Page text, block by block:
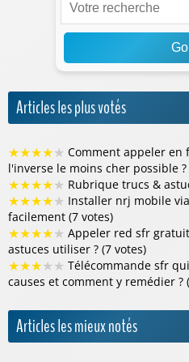
Articles les plus votés
★★★★★ Comment appeler en
l'inverse le moins cher possible ?
★★★★★ Rubrique trucs &
★★★★★ Installer nrj mobile
facilement (7 votes)
★★★★★ Appeler red sfr
astuces utiliser ? (7 votes)
★★★★★ Télécommande sfr
causes et comment y remédier ?
Articles les mieux notés